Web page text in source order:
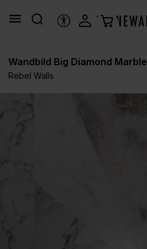
springen
HILFSTOOLS
Wandbild Big Diamond Marble
Rebel Walls